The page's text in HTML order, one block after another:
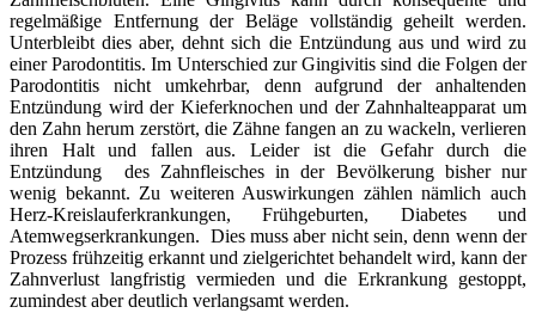
regelmäßige Entfernung der Beläge vollständig geheilt werden.
Unterbleibt dies aber, dehnt sich die Entzündung aus und wird zu
einer Parodontitis. Im Unterschied zur Gingivitis sind die Folgen der
Parodontitis nicht umkehrbar, denn aufgrund der anhaltenden
Entzündung wird der Kieferknochen und der Zahnhalteapparat um
den Zahn herum zerstört, die Zähne fangen an zu wackeln, verlieren
ihren Halt und fallen aus. Leider ist die Gefahr durch die
Entzündung des Zahnfleisches in der Bevölkerung bisher nur
wenig bekannt. Zu weiteren Auswirkungen zählen nämlich auch
Herz-Kreislauferkrankungen, Frühgeburten, Diabetes und
Atemwegserkrankungen. Dies muss aber nicht sein, denn wenn der
Prozess frühzeitig erkannt und zielgerichtet behandelt wird, kann der
Zahnverlust langfristig vermieden und die Erkrankung gestoppt,
zumindest aber deutlich verlangsamt werden.